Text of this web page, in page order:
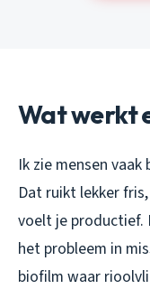
Wat werkt
Ik zie mensen
Dat ruikt lekker
voelt je productief.
het probleem in
biofilm waar